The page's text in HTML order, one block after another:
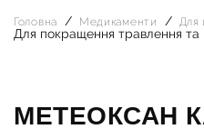
Головна Медикаменти Для
Для покращення травлення та
МЕТЕОКСАН